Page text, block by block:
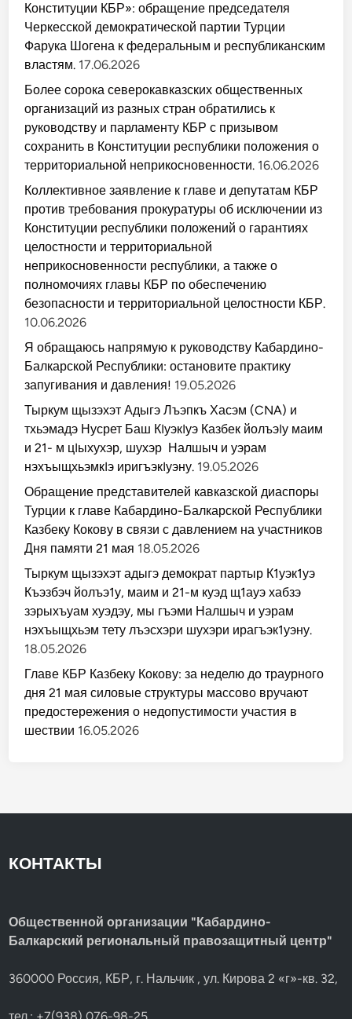
Конституции КБР»: обращение председателя
Черкесской демократической партии Турции
Фарука Шогена к федеральным и республиканским
властям. 17.06.2026
Более сорока северокавказских общественных
организаций из разных стран обратились к
руководству и парламенту КБР с призывом
сохранить в Конституции республики положения о
территориальной неприкосновенности. 16.06.2026
Коллективное заявление к главе и депутатам КБР
против требования прокуратуры об исключении из
Конституции республики положений о гарантиях
целостности и территориальной
неприкосновенности республики, а также о
полномочиях главы КБР по обеспечению
безопасности и территориальной целостности КБР.
10.06.2026
Я обращаюсь напрямую к руководству Кабардино-
Балкарской Республики: остановите практику
запугивания и давления! 19.05.2026
Тыркум щызэхэт Адыгэ Лъэпкъ Хасэм (CNA) и
тхьэмадэ Нусрет Баш КIуэкIуэ Казбек йолъэIу маим
и 21- м цIыхухэр, шухэр Налшыч и уэрам
нэхъыщхьэмкIэ иригъэкIуэну. 19.05.2026
Обращение представителей кавказской диаспоры
Турции к главе Кабардино-Балкарской Республики
Казбеку Кокову в связи с давлением на участников
Дня памяти 21 мая 18.05.2026
Тыркум щызэхэт адыгэ демократ партыр К1уэк1уэ
Къэзбэч йолъэ1у, маим и 21-м куэд щ1ауэ хабзэ
зэрыхъуам хуэдэу, мы гъэми Налшыч и уэрам
нэхъыщхьэм тету лъэсхэри шухэри ирагъэк1уэну.
18.05.2026
Главе КБР Казбеку Кокову: за неделю до траурного
дня 21 мая силовые структуры массово вручают
предостережения о недопустимости участия в
шествии 16.05.2026
КОНТАКТЫ
Общественной организации "Кабардино-
Балкарский региональный правозащитный центр"
360000 Россия, КБР, г. Нальчик , ул. Кирова 2 «г»-кв. 32,